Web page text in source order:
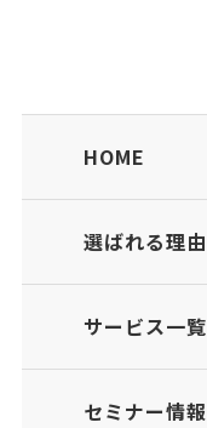
HOME
選ばれる理由
サービス一覧
セミナー情報